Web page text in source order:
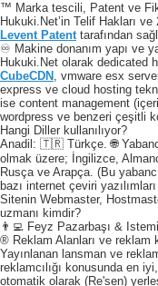
™ Marka tescili, Patent ve
Hukuki.Net’in Telif Hakları ve
Levent Patenttarafından
♾️ Makine donanım yapı ve
Hukuki.Net olarak dedicated
CubeCDN , vmware esx
express ve cloud hosting
ise content management
wordpress ve benzeri çeşitli
Hangi Diller kullanılıyor?
Anadil: 🇹🇷 Türkçe. 🌐
olmak üzere; İngilizce,
Rusça ve Arapça. (Bu
bazı internet çeviri
Sitenin Webmaster,
uzmanı kimdir?
👨‍💻 Feyz Pazarbaşı &
® Reklam Alanları ve reklam
Yayınlanan lansman ve
reklamcılığı konusunda en
otomatik olarak (Re'sen)